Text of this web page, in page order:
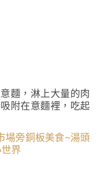
麵，淋上大量的肉
附在意麵裡，吃起